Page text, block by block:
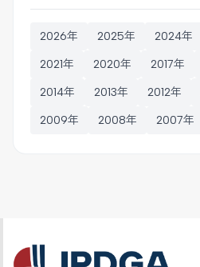
2026年 2025年 2024年
2021年 2020年 2017年
2014年 2013年 2012年
2009年 2008年 2007年